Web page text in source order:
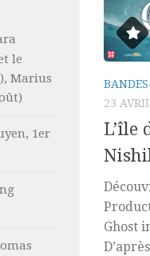
23
L’île
Ghost
le
Marius
1er